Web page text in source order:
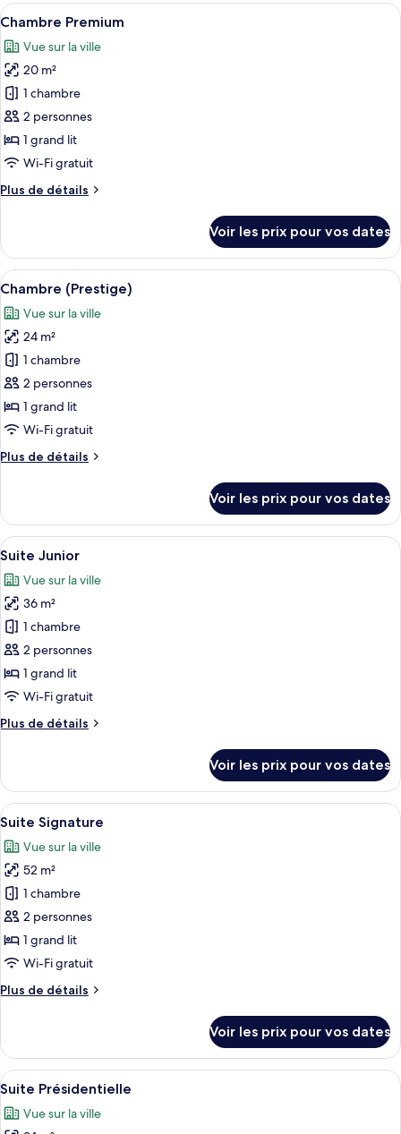
Afficher
toutes
les
photos
pour
ce
type
de
chambre :
Chambre
Une chambre à coucher avec un
6
Chambre Premium
Vue sur la ville
20 m²
1 chambre
2 personnes
1 grand lit
Wi-Fi gratuit
Plus de détails
Plus
le
type
de
Chambre
Premium
Voir les prix pour vos dates
Afficher
toutes
les
photos
pour
ce
type
de
chambre :
Chambre
Une chambre à coucher avec un
5
Chambre (Prestige)
Vue sur la ville
24 m²
1 chambre
2 personnes
1 grand lit
Wi-Fi gratuit
Plus de détails
Plus
le
type
de
Chambre
(Prestige)
Voir les prix pour vos dates
Afficher
toutes
les
photos
pour
ce
type
de
chambre :
Suite
Une chambre à coucher bien
7
Suite Junior
Vue sur la ville
36 m²
1 chambre
2 personnes
1 grand lit
Wi-Fi gratuit
Plus de détails
Plus
le
type
de
chambre
Suite
Junior
Voir les prix pour vos dates
Afficher
toutes
les
photos
pour
ce
type
de
chambre :
Suite
Une chambre à coucher avec un lit,
6
Suite Signature
Vue sur la ville
52 m²
1 chambre
2 personnes
1 grand lit
Wi-Fi gratuit
Plus de détails
Plus
le
type
de
Suite
Voir les prix pour vos dates
Afficher
toutes
les
Un salon avec un canapé, une table
8
Suite Présidentielle
Vue sur la ville